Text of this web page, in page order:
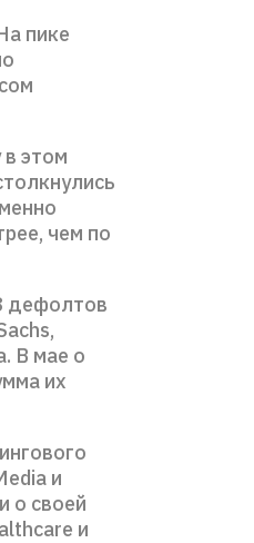
пике
этом
чем по
дефолтов
В мае о
их
и
о своей
и